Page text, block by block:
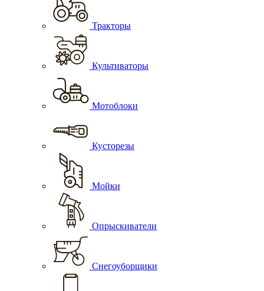
Тракторы
Культиваторы
Мотоблоки
Кусторезы
Мойки
Опрыскиватели
Снегоуборщики